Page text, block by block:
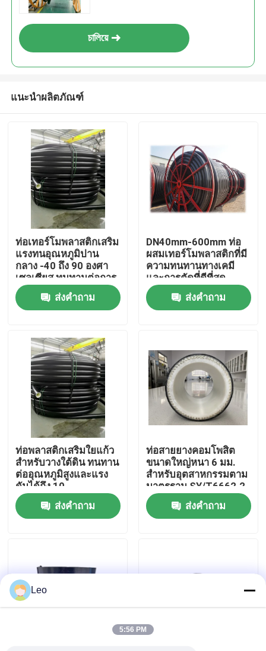
บ้าน
ผลิตภัณฑ์
แสดง VR
เกี่ยวกับเรา
ทัวร์โรงงาน
ควบคุมคุณภาพ
ข่าว
ขออ้าง
চালিয়ে
แนะนำผลิตภัณฑ์
ท่อเทอร์โมพลาสติกเสริม
แรงทนอุณหภูมิปาน
กลาง -40 ถึง 90 องศา
เซลเซียส ทนทานต่อการ
กัดกร่อนสูง และ
โครงสร้างที่ทนทาน
ส่งคำถาม
DN40mm-600mm ท่อ
ผสมเทอร์โมพลาสติกที่มี
ความทนทานทางเคมี
และการตัดที่ดีที่สุด
ส่งคำถาม
ท่อพลาสติกเสริมใยแก้ว
สำหรับวางใต้ดิน ทนทาน
ต่ออุณหภูมิสูงและแรง
ดันได้ถึง 10
ส่งคำถาม
ท่อสายยางคอมโพสิต
ขนาดใหญ่หนา 6 มม.
สำหรับอุตสาหกรรมตาม
มาตรฐาน SY/T6662.2-
2020
ส่งคำถาม
Leo
5:56 PM